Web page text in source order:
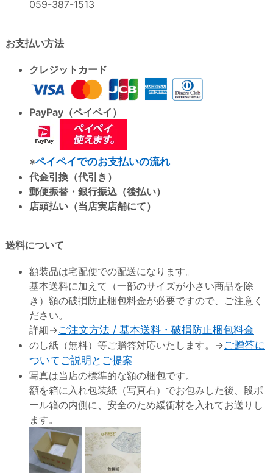
059-387-1513
お支払い方法
クレジットカード
PayPay（ペイペイ）
※ペイペイでのお支払いの流れ
代金引換（代引き）
郵便振替・銀行振込（後払い）
店頭払い（当店実店舗にて）
送料について
額装品は宅配便での配送になります。
基本送料に加えて（一部のサイズが小さい商品を除
き）額の破損防止梱包料金が必要ですので、ご注意く
ださい。
詳細→ご注文方法 / 基本送料・破損防止梱包料金
のし紙（無料）等ご贈答対応いたします。→ご贈答に
ついてご説明とご提案
写真は当店の標準的な額の梱包です。
額を箱に入れ包装紙（写真右）でお包みした後、段ボ
ール箱の内側に、安全のため緩衝材を入れてお送りし
ます。